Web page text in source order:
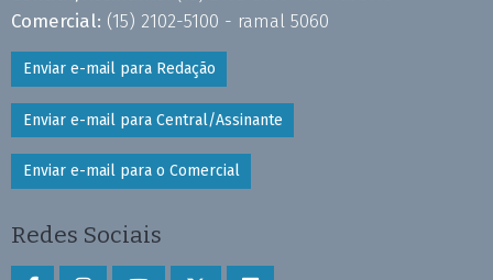
Comercial: (15) 2102-5100 - ramal 5060
Enviar e-mail para Redação
Enviar e-mail para Central/Assinante
Enviar e-mail para o Comercial
Redes Sociais